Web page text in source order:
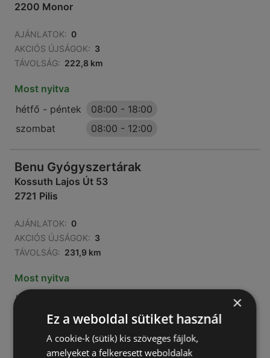
2200 Monor
AJÁNLATOK: 0
AKCIÓS ÚJSÁGOK: 3
TÁVOLSÁG: 222,8 km
Most nyitva
hétfő - péntek
08:00 - 18:00
szombat
08:00 - 12:00
Benu Gyógyszertárak
Kossuth Lajos Út 53
2721 Pilis
AJÁNLATOK: 0
AKCIÓS ÚJSÁGOK: 3
TÁVOLSÁG: 231,9 km
Most nyitva
hétfő - péntek
szombat
08:00- 12:00
×
Ez a weboldal sütiket használ
A cookie-k (sütik) kis szöveges fájlok,
amelyeket a felkeresett weboldalak